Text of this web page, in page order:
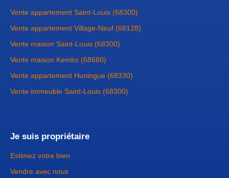
Vente appartement Saint-Louis (68300)
Vente appartement Village-Neuf (68128)
Vente maison Saint-Louis (68300)
Vente maison Kembs (68680)
Vente appartement Huningue (68330)
Vente immeuble Saint-Louis (68300)
Je suis propriétaire
Estimez votre bien
Vendre avec nous